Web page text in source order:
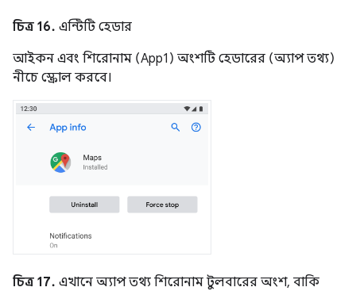
চিত্র 16. এন্টিটি হেডার
আইকন এবং শিরোনাম (App1) অংশটি হেডারের (অ্যাপ তথ্য)
নীচে স্ক্রোল করবে।
চিত্র 17. এখানে অ্যাপ তথ্য শিরোনাম টুলবারের অংশ, বাকি